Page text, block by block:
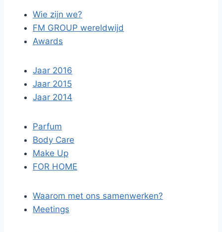
Wie zijn we?
FM GROUP wereldwijd
Awards
Jaar 2016
Jaar 2015
Jaar 2014
Parfum
Body Care
Make Up
FOR HOME
Waarom met ons samenwerken?
Meetings